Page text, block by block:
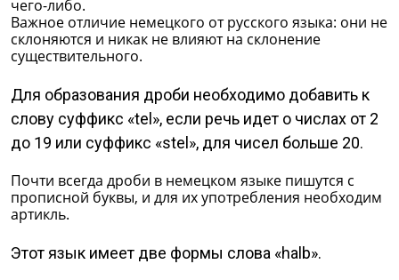
чего-либо.
Важное отличие немецкого от русского языка: они не
склоняются и никак не влияют на склонение
существительного.
Для образования дроби необходимо добавить к
слову суффикс «tel», если речь идет о числах от 2
до 19 или суффикс «stel», для чисел больше 20.
Почти всегда дроби в немецком языке пишутся с
прописной буквы, и для их употребления необходим
артикль.
Этот язык имеет две формы слова «halb».